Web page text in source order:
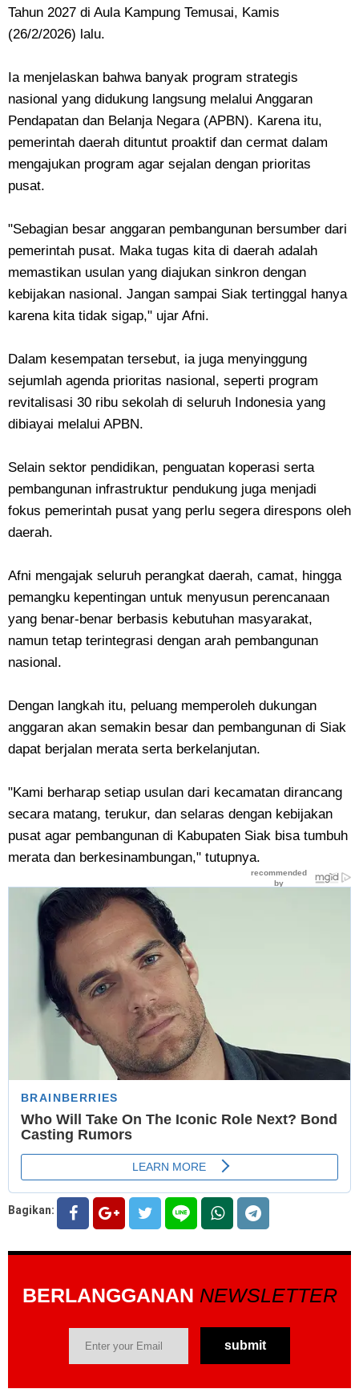
Tahun 2027 di Aula Kampung Temusai, Kamis
(26/2/2026) lalu.
Ia menjelaskan bahwa banyak program strategis
nasional yang didukung langsung melalui Anggaran
Pendapatan dan Belanja Negara (APBN). Karena itu,
pemerintah daerah dituntut proaktif dan cermat dalam
mengajukan program agar sejalan dengan prioritas
pusat.
"Sebagian besar anggaran pembangunan bersumber dari
pemerintah pusat. Maka tugas kita di daerah adalah
memastikan usulan yang diajukan sinkron dengan
kebijakan nasional. Jangan sampai Siak tertinggal hanya
karena kita tidak sigap," ujar Afni.
Dalam kesempatan tersebut, ia juga menyinggung
sejumlah agenda prioritas nasional, seperti program
revitalisasi 30 ribu sekolah di seluruh Indonesia yang
dibiayai melalui APBN.
Selain sektor pendidikan, penguatan koperasi serta
pembangunan infrastruktur pendukung juga menjadi
fokus pemerintah pusat yang perlu segera direspons oleh
daerah.
Afni mengajak seluruh perangkat daerah, camat, hingga
pemangku kepentingan untuk menyusun perencanaan
yang benar-benar berbasis kebutuhan masyarakat,
namun tetap terintegrasi dengan arah pembangunan
nasional.
Dengan langkah itu, peluang memperoleh dukungan
anggaran akan semakin besar dan pembangunan di Siak
dapat berjalan merata serta berkelanjutan.
"Kami berharap setiap usulan dari kecamatan dirancang
secara matang, terukur, dan selaras dengan kebijakan
pusat agar pembangunan di Kabupaten Siak bisa tumbuh
merata dan berkesinambungan," tutupnya.
Bagikan:
BERLANGGANAN NEWSLETTER